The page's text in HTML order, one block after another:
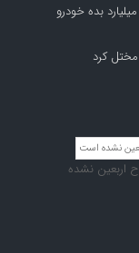
کاسبی خارج‌نشین‌ها با سهمیه اقامت / ۸ میلیارد بده خودرو
کرد
اربعین نشده